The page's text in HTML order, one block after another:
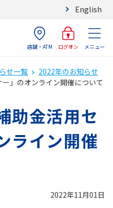
English
店舗・ATM ログオン メニュー
せ一覧
2022年のお知らせ
ー」のオンライン開催について
助金活用セ
ライン開催
2022年11月01日